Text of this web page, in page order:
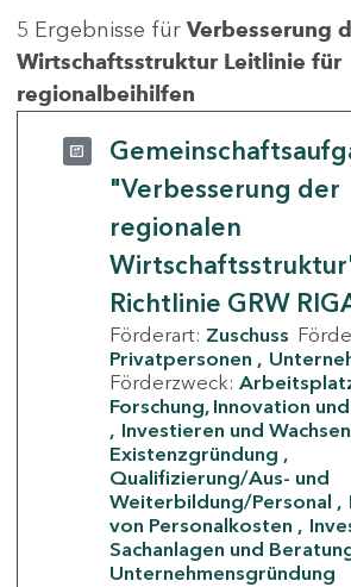
5 Ergebnisse für Verbesserung
Wirtschaftsstruktur Leitlinie für
regionalbeihilfen
"Verbesserung der
regionalen
Richtlinie GRW
Förderart: Zuschuss
Privatpersonen
Förderzweck:
Forschung, Innovation
Investieren und Wachsen
Existenzgründung
Qualifizierung/Aus- und
Weiterbildung/Personal
von Personalkosten
Sachanlagen und
Unternehmensgründung